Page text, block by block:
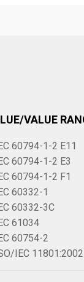
VALUE
60794-1-2 E11
60794-1-2 E3
60794-1-2 F1
60332-1
60332-3C
61034
60754-2
IEC 11801:2002